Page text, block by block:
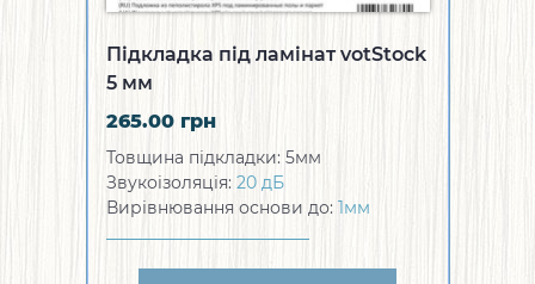
Підкладка під ламінат votStock
5 мм
265.00 грн
Товщина підкладки: 5мм
Звукоізоляція: 20 дБ
Вирівнювання основи до: 1мм